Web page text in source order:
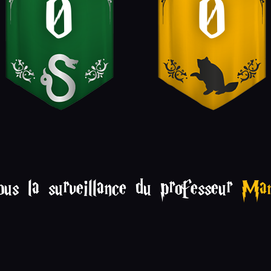
0 0
la surveillance du professeur